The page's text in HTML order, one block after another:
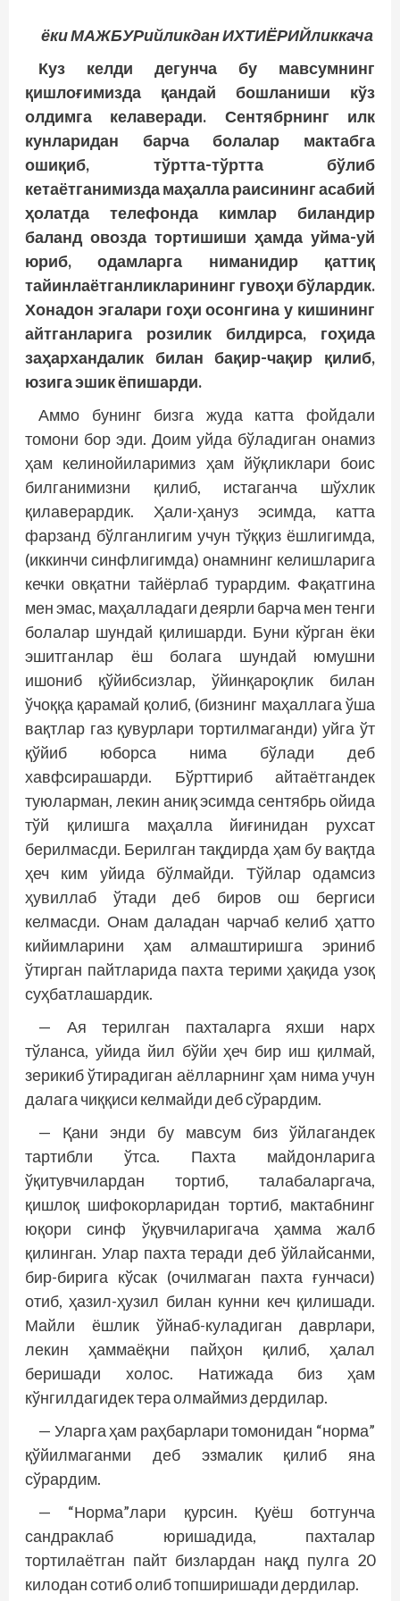
ёкиМАЖБУРийликдан ИХТИЁРИЙликкача
Куз келди дегунча бу мавсумнинг
қишлоғимизда қандай бошланиши кўз
олдимга келаверади. Сентябрнинг илк
кунларидан барча болалар мактабга
ошиқиб, тўртта-тўртта бўлиб
кетаётганимизда маҳалла раисининг асабий
ҳолатда телефонда кимлар биландир
баланд овозда тортишиши ҳамда уйма-уй
юриб, одамларга ниманидир қаттиқ
тайинлаётганликларининг гувоҳи бўлардик.
Хонадон эгалари гоҳи осонгина у кишининг
айтганларига розилик билдирса, гоҳида
заҳархандалик билан бақир-чақир қилиб,
юзига эшик ёпишарди.
Аммо бунинг бизга жуда катта фойдали
томони бор эди. Доим уйда бўладиган онамиз
ҳам келинойиларимиз ҳам йўқликлари боис
билганимизни қилиб, истаганча шўхлик
қилаверардик. Ҳали-ҳануз эсимда, катта
фарзанд бўлганлигим учун тўққиз ёшлигимда,
(иккинчи синфлигимда) онам­нинг келишларига
кечки овқатни тайёрлаб турардим. Фақатгина
мен эмас, маҳалладаги деярли барча мен тенги
болалар шундай қилишарди. Буни кўрган ёки
эшитганлар ёш болага шундай юмушни
ишониб қўйибсизлар, ўйинқароқлик билан
ўчоққа қарамай қолиб, (бизнинг маҳаллага ўша
вақтлар газ қувурлари тортилмаганди) уйга ўт
қўйиб юборса нима бўлади деб
хавфсирашарди. Бўрттириб айтаётгандек
туюларман, лекин аниқ эсимда сентябрь ойида
тўй қилишга маҳалла йиғинидан рухсат
берилмасди. Берилган тақдирда ҳам бу вақтда
ҳеч ким уйида бўлмайди. Тўйлар одамсиз
ҳувиллаб ўтади деб биров ош бергиси
келмасди. Онам даладан чарчаб келиб ҳатто
кийимларини ҳам алмаштиришга эриниб
ўтирган пайтларида пахта терими ҳақида узоқ
суҳбатлашардик.
— Ая терилган пахталарга яхши нарх
тўланса, уйида йил бўйи ҳеч бир иш қилмай,
зерикиб ўтирадиган аёлларнинг ҳам нима учун
далага чиққиси келмайди деб сўрардим.
— Қани энди бу мавсум биз ўйлагандек
тартибли ўтса. Пахта майдонларига
ўқитувчилардан тортиб, талабаларгача,
қишлоқ шифокорларидан тортиб, мактабнинг
юқори синф ўқувчиларигача ҳамма жалб
қилинган. Улар пахта теради деб ўйлайсанми,
бир-бирига кўсак (очилмаган пахта ғунчаси)
отиб, ҳазил-ҳузил билан кунни кеч қилишади.
Майли ёшлик ўйнаб-куладиган даврлари,
лекин ҳаммаёқни пайҳон қилиб, ҳалал
беришади холос. Натижада биз ҳам
кўнгилдагидек тера олмаймиз дердилар.
— Уларга ҳам раҳбарлари томонидан “норма”
қўйилмаганми деб эзмалик қилиб яна
сўрардим.
— “Норма”лари қурсин. Қуёш ботгунча
сандрак­лаб юришадида, пахталар
тортилаётган пайт бизлардан нақд пулга 20
килодан сотиб олиб топширишади дердилар.